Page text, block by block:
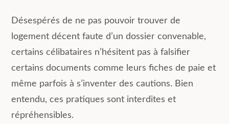
Désespérés de ne pas pouvoir trouver de
logement décent faute d’un dossier convenable,
certains célibataires n’hésitent pas à falsifier
certains documents comme leurs fiches de paie et
même parfois à s’inventer des cautions. Bien
entendu, ces pratiques sont interdites et
répréhensibles.